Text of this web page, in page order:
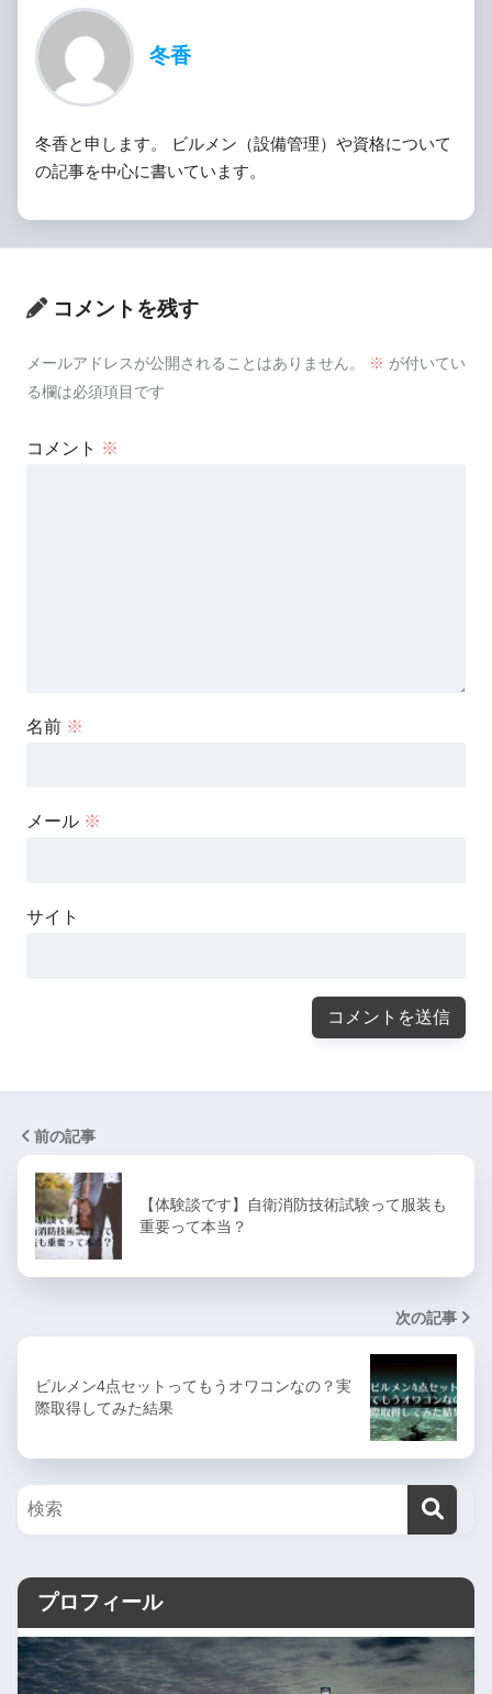
冬香
冬香と申します。 ビルメン（設備管理）や資格について
の記事を中心に書いています。
コメントを残す
メールアドレスが公開されることはありません。 ※ が付いてい
る欄は必須項目です
コメント ※
名前 ※
メール ※
サイト
前の記事
【体験談です】自衛消防技術試験って服装も
重要って本当？
次の記事
ビルメン4点セットってもうオワコンなの？実
際取得してみた結果
プロフィール